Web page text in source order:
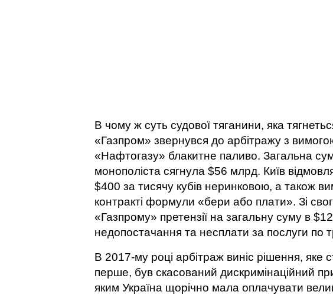
В чому ж суть судової тяганини, яка
«Газпром» звернувся до арбітражу з
«Нафтогазу» блакитне паливо. Загальна
монополіста сягнула $56 млрд. Київ
$400 за тисячу кубів неринковою, а також
контракті формули «бери або плати». Зі
«Газпрому» претензії на загальну суму в
недопостачання та неcплати за послуги по
В 2017-му році арбітраж виніс рішення, яке
перше, був скасований дискримінаційний
яким Україна щорічно мала оплачувати